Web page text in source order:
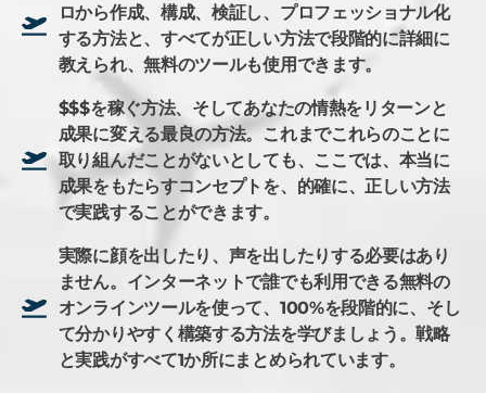
ロから作成、構成、検証し、プロフェッショナル化
する方法と、すべてが正しい方法で段階的に詳細に
教えられ、無料のツールも使用できます。
$$$を稼ぐ方法、そしてあなたの情熱をリターンと
成果に変える最良の方法。これまでこれらのことに
取り組んだことがないとしても、ここでは、本当に
成果をもたらすコンセプトを、的確に、正しい方法
で実践することができます。
実際に顔を出したり、声を出したりする必要はあり
ません。インターネットで誰でも利用できる無料の
オンラインツールを使って、100%を段階的に、そし
て分かりやすく構築する方法を学びましょう。戦略
と実践がすべて1か所にまとめられています。